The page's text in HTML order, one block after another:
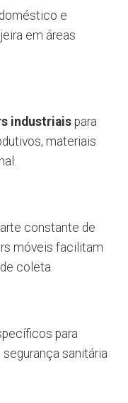
e
em áreas
industriais para
materiais
constante de
móveis facilitam
coleta.
para
sanitária